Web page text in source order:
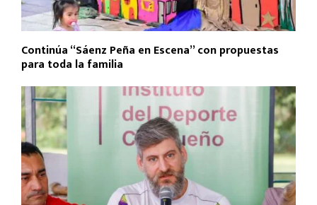
Continúa “Sáenz Peña en Escena” con propuestas
para toda la familia